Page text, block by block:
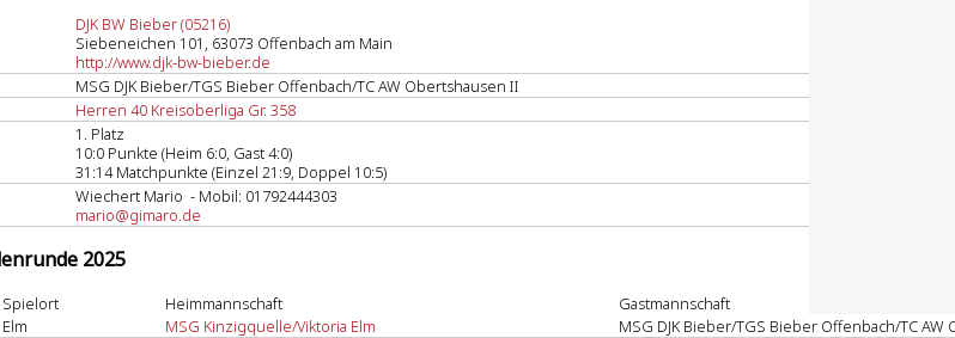
DJK BW Bieber (05216)
Siebeneichen 101, 63073 Offenbach am Main
http://www.djk-bw-bieber.de
MSG DJK Bieber/TGS Bieber Offenbach/TC AW Obertshausen II
Herren 40 Kreisoberliga Gr. 358
1. Platz
10:0 Punkte (Heim 6:0, Gast 4:0)
31:14 Matchpunkte (Einzel 21:9, Doppel 10:5)
Wiechert Mario - Mobil: 01792444303
mario@gimaro.de
2025
Spielort Heimmannschaft
Gastmannschaft
Elm MSG Kinzigquelle/Viktoria Elm
MSG DJK Bieber/TGS Bieber Offenbach/TC